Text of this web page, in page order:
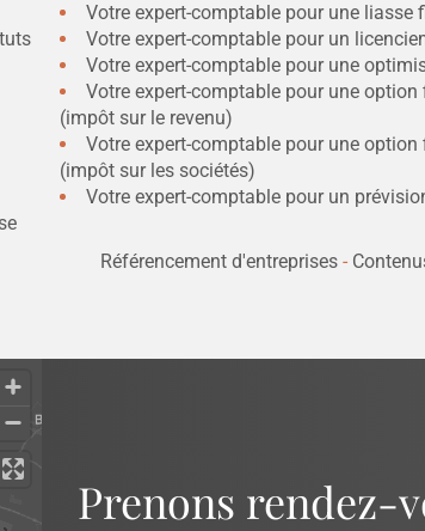
Votre expert-comptable pour une liasse
Votre expert-comptable pour un
Votre expert-comptable pour une
Votre expert-comptable pour une option
(impôt sur le revenu)
Votre expert-comptable pour une option
(impôt sur les sociétés)
Votre expert-comptable pour un
Référencement d'entreprises-
Prenons rendez-